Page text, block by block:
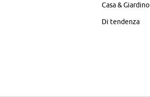
Casa & Giardino
Di tendenza